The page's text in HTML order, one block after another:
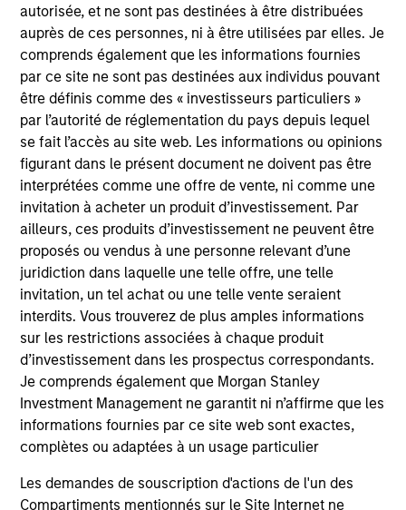
autorisée, et ne sont pas destinées à être distribuées
auprès de ces personnes, ni à être utilisées par elles. Je
comprends également que les informations fournies
par ce site ne sont pas destinées aux individus pouvant
être définis comme des « investisseurs particuliers »
par l’autorité de réglementation du pays depuis lequel
se fait l’accès au site web. Les informations ou opinions
figurant dans le présent document ne doivent pas être
interprétées comme une offre de vente, ni comme une
invitation à acheter un produit d’investissement. Par
ailleurs, ces produits d’investissement ne peuvent être
proposés ou vendus à une personne relevant d’une
juridiction dans laquelle une telle offre, une telle
invitation, un tel achat ou une telle vente seraient
interdits. Vous trouverez de plus amples informations
sur les restrictions associées à chaque produit
d’investissement dans les prospectus correspondants.
Je comprends également que Morgan Stanley
Investment Management ne garantit ni n’affirme que les
informations fournies par ce site web sont exactes,
complètes ou adaptées à un usage particulier
Les demandes de souscription d'actions de l'un des
Compartiments mentionnés sur le Site Internet ne
As of December 12, 2025. The above is provided for
informational and educational purposes only. There is no
guarantee that the investment mentioned resulted in
positive performance (for realized holdings), or will perform
well in the future (for current holdings). The trademarks and
service marks above are the property of their respective
owners. The information on this website has not been
authorized, sponsored, or otherwise approved by such
owners. By clicking on any links shown here, you agree that
you are navigating to a third party site. We are providing
these hyperlinks to you only as a convenience and the
inclusion of any hyperlink is not and does not imply any
endorsement, approval, investigation, verification or
monitoring by us of any information contained in any
hyperlinked site. In no event shall we be responsible for the
information contained on the site or your use of such site.